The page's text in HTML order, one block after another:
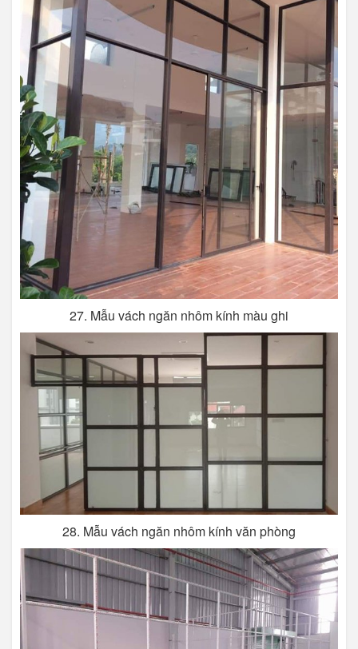
27. Mẫu vách ngăn nhôm kính màu ghi
28. Mẫu vách ngăn nhôm kính văn phòng